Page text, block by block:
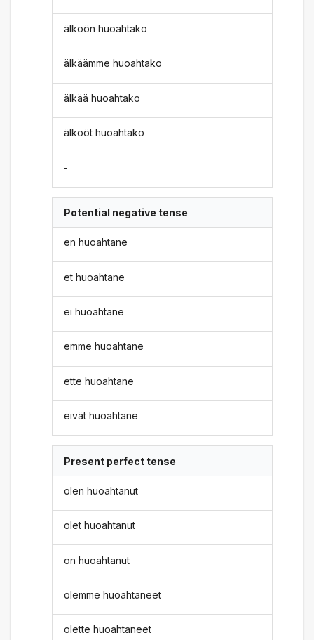
älköön huoahtako
älkäämme huoahtako
älkää huoahtako
älkööt huoahtako
-
Potential negative tense
en huoahtane
et huoahtane
ei huoahtane
emme huoahtane
ette huoahtane
eivät huoahtane
Present perfect tense
olen huoahtanut
olet huoahtanut
on huoahtanut
olemme huoahtaneet
olette huoahtaneet